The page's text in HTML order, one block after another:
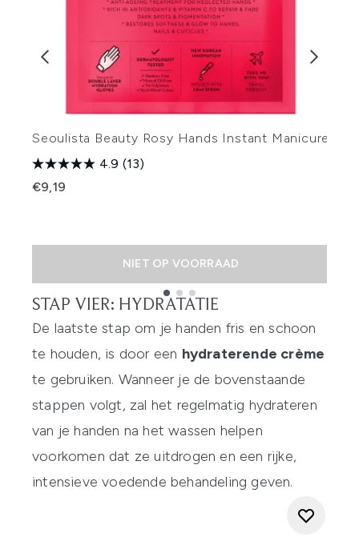
Seoulista Beauty Rosy Hands Instant Manicure
4.9 (13)
€9,19
NIET OP VOORRAAD
Showing slide 1
STAP VIER: HYDRATATIE
De laatste stap om je handen fris en schoon
te houden, is door een hydraterende crème
te gebruiken. Wanneer je de bovenstaande
stappen volgt, zal het regelmatig hydrateren
van je handen na het wassen helpen
voorkomen dat ze uitdrogen en een rijke,
intensieve voedende behandeling geven.